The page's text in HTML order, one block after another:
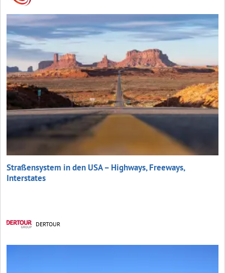
Straßensystem in den USA – Highways, Freeways,
Interstates
DERTOUR